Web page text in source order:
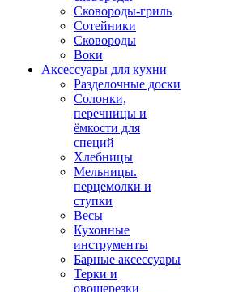
Сковороды-гриль
Сотейники
Сковороды
Воки
Аксессуары для кухни
Разделочные доски
Солонки,
перечницы и
ёмкости для
специй
Хлебницы
Мельницы.
перцемолки и
ступки
Весы
Кухонные
инструменты
Барные аксессуары
Терки и
овощерезки